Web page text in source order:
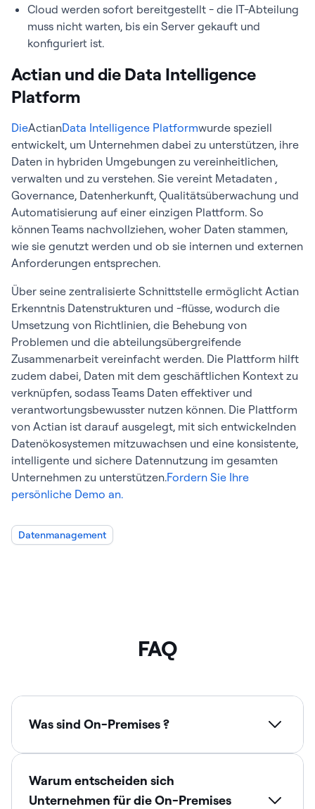
Cloud werden sofort bereitgestellt - die IT-Abteilung
muss nicht warten, bis ein Server gekauft und
konfiguriert ist.
Actian und die Data Intelligence
Platform
DieActianData Intelligence Platformwurde speziell
entwickelt, um Unternehmen dabei zu unterstützen, ihre
Daten in hybriden Umgebungen zu vereinheitlichen,
verwalten und zu verstehen. Sie vereint Metadaten ,
Governance, Datenherkunft, Qualitätsüberwachung und
Automatisierung auf einer einzigen Plattform. So
können Teams nachvollziehen, woher Daten stammen,
wie sie genutzt werden und ob sie internen und externen
Anforderungen entsprechen.
Über seine zentralisierte Schnittstelle ermöglicht Actian
Erkenntnis Datenstrukturen und -flüsse, wodurch die
Umsetzung von Richtlinien, die Behebung von
Problemen und die abteilungsübergreifende
Zusammenarbeit vereinfacht werden. Die Plattform hilft
zudem dabei, Daten mit dem geschäftlichen Kontext zu
verknüpfen, sodass Teams Daten effektiver und
verantwortungsbewusster nutzen können. Die Plattform
von Actian ist darauf ausgelegt, mit sich entwickelnden
Datenökosystemen mitzuwachsen und eine konsistente,
intelligente und sichere Datennutzung im gesamten
Unternehmen zu unterstützen.Fordern Sie Ihre
persönliche Demo an.
Datenmanagement
FAQ
Was sind On-Premises ?
Warum entscheiden sich
Unternehmen für die On-Premises